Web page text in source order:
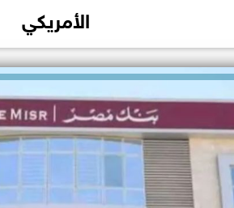
الأمريكي